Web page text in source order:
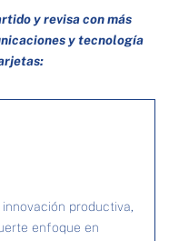
y revisa con más
y tecnología
productiva,
enfoque en